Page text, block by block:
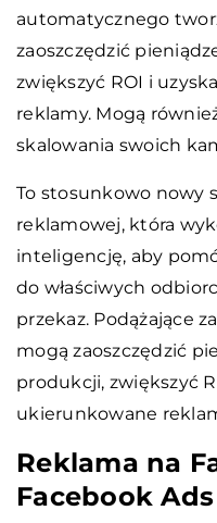
automatycznego
zaoszczędzić
zwiększyć ROI i
reklamy. Mogą
skalowania swoich
To stosunkowo nowy
reklamowej, która
inteligencję, aby
do właściwych
przekaz. Podążające za
mogą zaoszczędzić
produkcji, zwiększyć
ukierunkowane
Reklama na
Facebook Ads